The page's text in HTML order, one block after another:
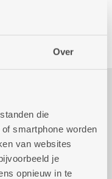
Over
die
smartphone worden
van websites
je
opnieuw in te
14.30 uur tot 16.30
uur